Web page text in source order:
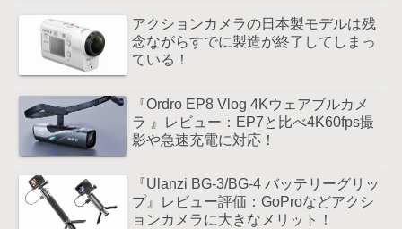
アクションカメラの日本製モデルは残
念ながらすでに製造が終了してしまっ
ている！
『Ordro EP8 Vlog 4Kウェアブルカメ
ラ 』レビュー：EP7と比べ4K60fps撮
影や急速充電に対応！
『Ulanzi BG-3/BG-4 バッテリーグリッ
プ』レビュー評価：GoProなどアクシ
ョンカメラに大きなメリット！